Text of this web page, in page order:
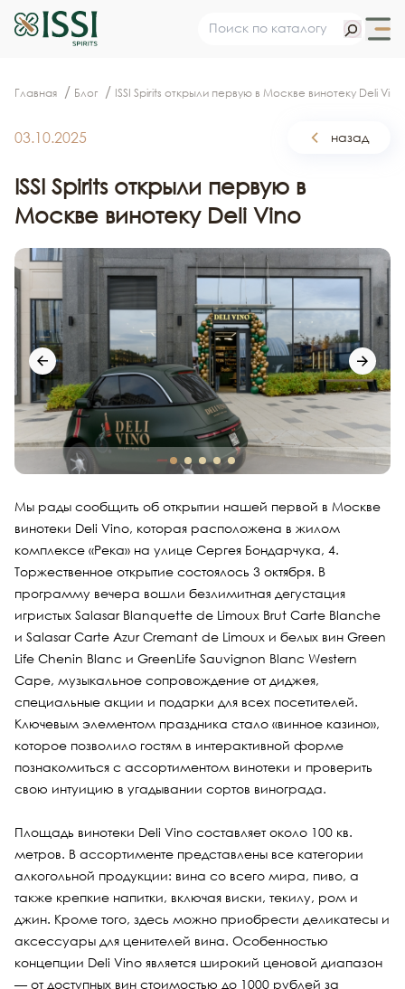
Главная Блог ISSI Spirits открыли первую в Москве винотеку Deli Vino
03.10.2025 назад
ISSI Spirits открыли первую в
Москве винотеку Deli Vino
Мы рады сообщить об открытии нашей первой в Москве
винотеки Deli Vino, которая расположена в жилом
комплексе «Река» на улице Сергея Бондарчука, 4.
Торжественное открытие состоялось 3 октября. В
программу вечера вошли безлимитная дегустация
игристых Salasar Blanquette de Limoux Brut Carte Blanche
и Salasar Carte Azur Cremant de Limoux и белых вин Green
Life Chenin Blanc и GreenLife Sauvignon Blanc Western
Cape, музыкальное сопровождение от диджея,
специальные акции и подарки для всех посетителей.
Ключевым элементом праздника стало «винное казино»,
которое позволило гостям в интерактивной форме
познакомиться с ассортиментом винотеки и проверить
свою интуицию в угадывании сортов винограда.
Площадь винотеки Deli Vino составляет около 100 кв.
метров. В ассортименте представлены все категории
алкогольной продукции: вина со всего мира, пиво, а
также крепкие напитки, включая виски, текилу, ром и
джин. Кроме того, здесь можно приобрести деликатесы и
аксессуары для ценителей вина. Особенностью
концепции Deli Vino является широкий ценовой диапазон
— от доступных вин стоимостью до 1000 рублей за